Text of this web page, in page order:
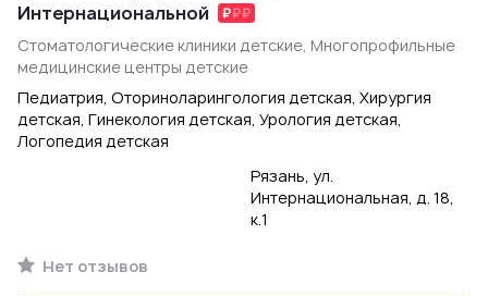
Интернациональной
Стоматологические клиники детские, Многопрофильные
медицинские центры детские
Педиатрия, Оториноларингология детская, Хирургия
детская, Гинекология детская, Урология детская,
Логопедия детская
Рязань, ул.
Интернациональная, д. 18,
к.1
Нет отзывов